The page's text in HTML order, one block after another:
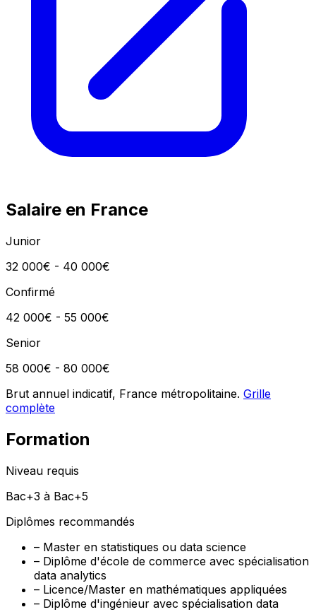
Salaire en France
Junior
32 000€ - 40 000€
Confirmé
42 000€ - 55 000€
Senior
58 000€ - 80 000€
Brut annuel indicatif, France métropolitaine. Grille
complète
Formation
Niveau requis
Bac+3 à Bac+5
Diplômes recommandés
– Master en statistiques ou data science
– Diplôme d'école de commerce avec spécialisation
data analytics
– Licence/Master en mathématiques appliquées
– Diplôme d'ingénieur avec spécialisation data